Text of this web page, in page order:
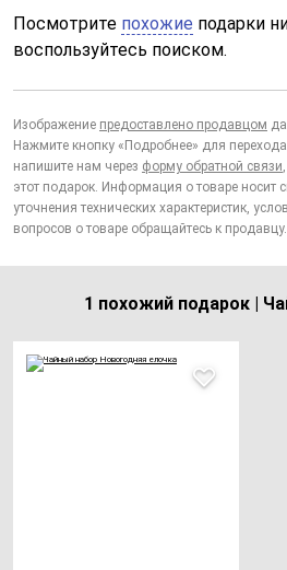
Посмотрите похожие подарки
воспользуйтесь поиском.
Изображение предоставлено продавцом
Нажмите кнопку «Подробнее» для
напишите нам через форму обратной связи
этот подарок. Информация о товаре носит
уточнения технических характеристик,
вопросов о товаре обращайтесь к продавцу.
1 похожий подарок |